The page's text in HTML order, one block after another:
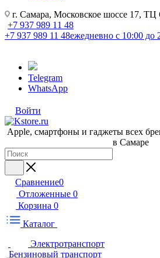
г. Самара, Московское шоссе 17, ТЦ
+7 937 989 11 48
+7 937 989 11 48ежедневно с 10:00 до
Telegram
WhatsApp
Войти
Apple, cмартфоны и гаджеты всех
в Самаре
Сравнение0
Отложенные 0
Корзина 0
Каталог
Электротранспорт
Бензиновый транспорт